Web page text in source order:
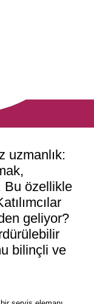
uzmanlık:
Bu özellikle
geliyor?
bilinçli ve